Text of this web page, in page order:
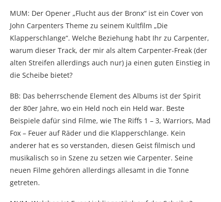
MUM: Der Opener „Flucht aus der Bronx“ ist ein Cover von
John Carpenters Theme zu seinem Kultfilm „Die
Klapperschlange“. Welche Beziehung habt Ihr zu Carpenter,
warum dieser Track, der mir als altem Carpenter-Freak (der
alten Streifen allerdings auch nur) ja einen guten Einstieg in
die Scheibe bietet?
BB: Das beherrschende Element des Albums ist der Spirit
der 80er Jahre, wo ein Held noch ein Held war. Beste
Beispiele dafür sind Filme, wie The Riffs 1 – 3, Warriors, Mad
Fox – Feuer auf Räder und die Klapperschlange. Kein
anderer hat es so verstanden, diesen Geist filmisch und
musikalisch so in Szene zu setzen wie Carpenter. Seine
neuen Filme gehören allerdings allesamt in die Tonne
getreten.